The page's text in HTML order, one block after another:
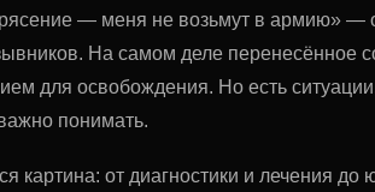
— меня не возьмут в армию» —
На самом деле перенесённое
для освобождения. Но есть
понимать.
картина: от диагностики и лечения